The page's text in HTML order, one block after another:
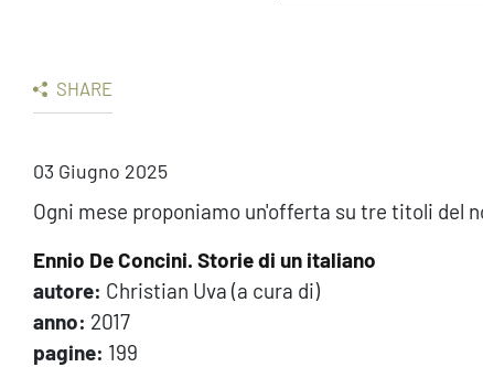
SHARE
03 Giugno 2025
Ogni mese proponiamo un'offerta su tre titoli del
Ennio De Concini. Storie di un italiano
autore: Christian Uva (a cura di)
anno: 2017
pagine: 199